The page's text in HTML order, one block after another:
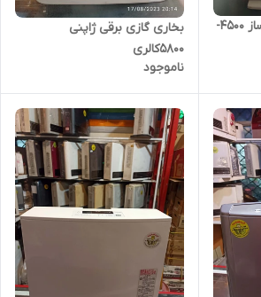
بخاری گازی برقی ژاپنی
5800کالری
ناموجود